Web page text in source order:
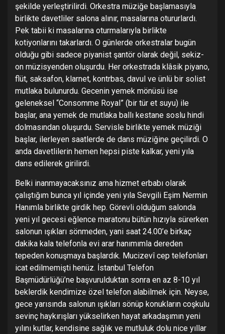
şekilde yerleştirilirdi. Orkestra müziğe başlamasıyla
birlikte davetliler salona alınır, masalarına otururlardı.
Pek tabii ki masalarına oturmalarıyla birlikte
kotiyonlarını takarlardı. O günlerde orkestralar bugün
olduğu gibi sadece piyanist şantör olarak değil, sekiz-
on müzisyenden oluşurdu. Her orkestrada klâsik piyano,
flüt, saksafon, klarnet, kontrbas, davul ve ünlü bir solist
mutlaka bulunurdu. Gecenin yemek mönüsü ise
geleneksel “Consomme Royal” (bir tür et suyu) ile
başlar, ana yemek de mutlaka ballı kestane soslu hindi
dolmasından oluşurdu. Servisle birlikte yemek müziği
başlar, ilerleyen saatlerde de dans müziğine geçilirdi. O
anda davetlilerin hemen hepsi piste kalkar, yeni yıla
dans edilerek girilirdi.
Belki inanmayacaksınız ama hizmet erbabı olarak
çalıştığım bunca yıl içinde yeni yıla Sevgili Eşim Nermin
Hanımla birlikte girdik hep. Görevli olduğum salonda
yeni yıl gecesi eğlence maratonu bütün hızıyla sürerken
salonun ışıkları sönmeden, yani saat 24.00’e birkaç
dakika kala telefonla evi arar hanımımla dereden
tepeden konuşmaya başlardık. Mucizevî cep telefonları
icat edilmemişti henüz. İstanbul Telefon
Başmüdürlüğü’ne başvurulduktan sonra en az 8-10 yıl
beklerdik kendimize özel telefon alabilmek için. Neyse,
gece yarısında salonun ışıkları sönüp konukların coşkulu
sevinç haykırışları yükselirken hayat arkadaşımın yeni
yılını kutlar, kendisine sağlık ve mutluluk dolu nice yıllar